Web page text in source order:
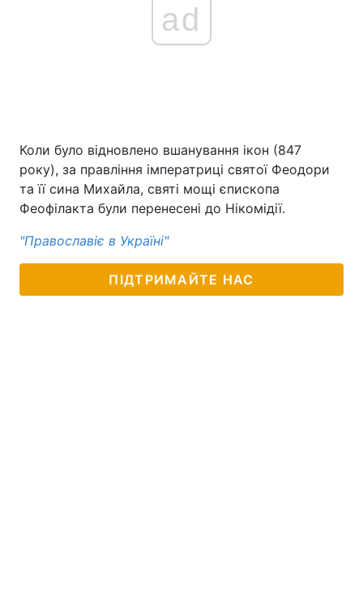
ad
Коли було відновлено вшанування ікон (847
року), за правління імператриці святої Феодори
та її сина Михайла, святі мощі єпископа
Феофілакта були перенесені до Нікомідії.
"Православіє в Україні"
ПІДТРИМАЙТЕ НАС